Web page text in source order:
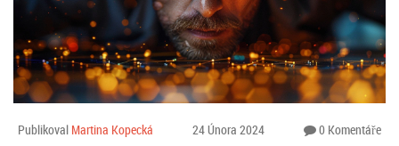
Publikoval Martina Kopecká 24 Února 2024 0 Komentáře